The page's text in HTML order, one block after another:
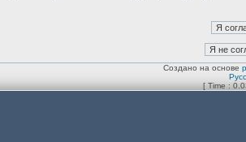
Создано на основе
[ Time :